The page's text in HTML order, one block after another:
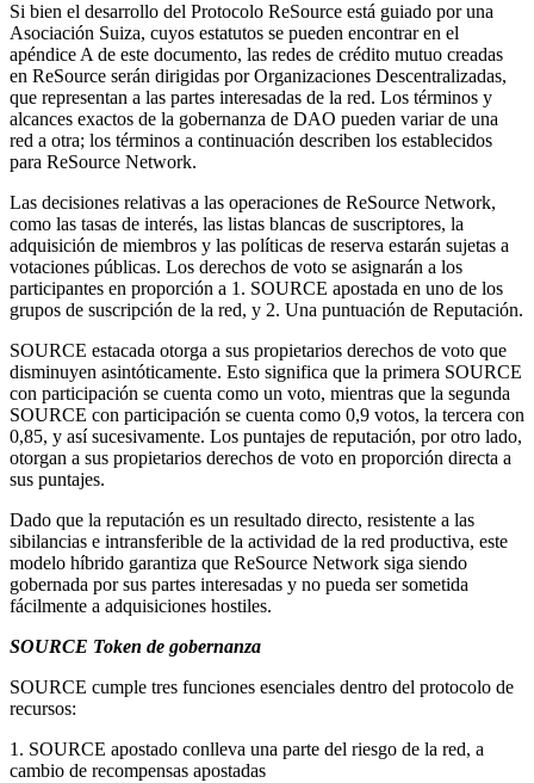
Si bien el desarrollo del Protocolo ReSource está guiado por una
Asociación Suiza, cuyos estatutos se pueden encontrar en el
apéndice A de este documento, las redes de crédito mutuo creadas
en ReSource serán dirigidas por Organizaciones Descentralizadas,
que representan a las partes interesadas de la red. Los términos y
alcances exactos de la gobernanza de DAO pueden variar de una
red a otra; los términos a continuación describen los establecidos
para ReSource Network.
Las decisiones relativas a las operaciones de ReSource Network,
como las tasas de interés, las listas blancas de suscriptores, la
adquisición de miembros y las políticas de reserva estarán sujetas a
votaciones públicas. Los derechos de voto se asignarán a los
participantes en proporción a 1. SOURCE apostada en uno de los
grupos de suscripción de la red, y 2. Una puntuación de Reputación.
SOURCE estacada otorga a sus propietarios derechos de voto que
disminuyen asintóticamente. Esto significa que la primera SOURCE
con participación se cuenta como un voto, mientras que la segunda
SOURCE con participación se cuenta como 0,9 votos, la tercera con
0,85, y así sucesivamente. Los puntajes de reputación, por otro lado,
otorgan a sus propietarios derechos de voto en proporción directa a
sus puntajes.
Dado que la reputación es un resultado directo, resistente a las
sibilancias e intransferible de la actividad de la red productiva, este
modelo híbrido garantiza que ReSource Network siga siendo
gobernada por sus partes interesadas y no pueda ser sometida
fácilmente a adquisiciones hostiles.
SOURCE Token de gobernanza
SOURCE cumple tres funciones esenciales dentro del protocolo de
recursos:
1. SOURCE apostado conlleva una parte del riesgo de la red, a
cambio de recompensas apostadas